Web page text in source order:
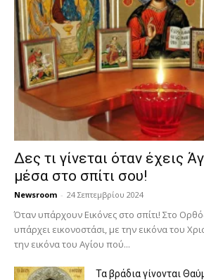
Δες τι γίνεται όταν έχεις
μέσα στο σπίτι σου!
Newsroom - 24 Σεπτεμβρίου 2024
Όταν υπάρχουν Εικόνες στο σπίτι! Στο
υπάρχει εικονοστάσι, με την εικόνα του
την εικόνα του Αγίου πού...
Τα βράδια γίνονται